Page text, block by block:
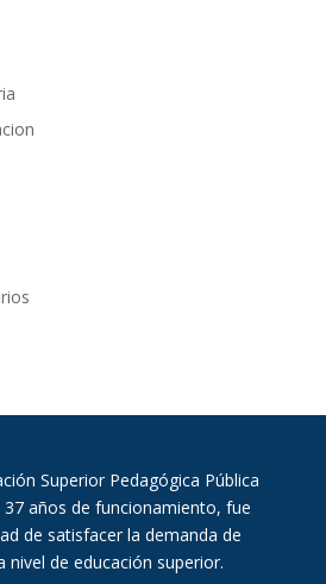
Superior Pedagógica Pública
37 años de funcionamiento, fue
de satisfacer la demanda de
nivel de educación superior.